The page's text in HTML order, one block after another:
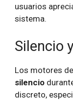
usuarios
sistema.
Silencio
Los motores
silencio
discreto,